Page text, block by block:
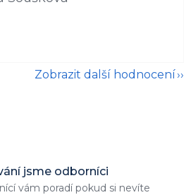
obchodu je 5 z 5 hvězdiček.
Zobrazit další hodnocení
jsme odborníci
vám poradí pokud si nevíte